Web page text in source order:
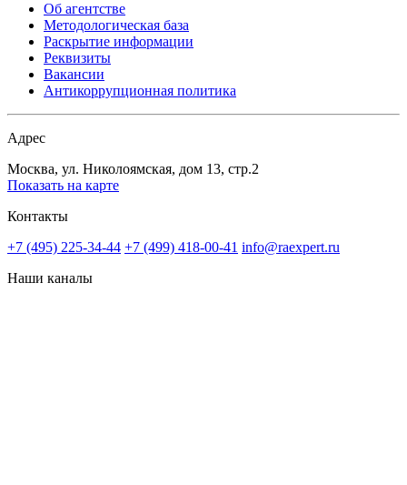
Об агентстве
Методологическая база
Раскрытие информации
Реквизиты
Вакансии
Антикоррупционная политика
Адрес
Москва, ул. Николоямская, дом 13, стр.2
Показать на карте
Контакты
+7 (495) 225-34-44 +7 (499) 418-00-41 info@raexpert.ru
Наши каналы